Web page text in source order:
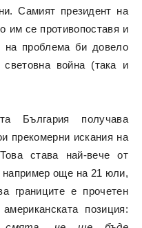
Самият президент на
се противопоставя и
на проблема би довело
война (така и
България получава
прекомерни искания на
става най-вече от
още на 21 юли,
границите е прочетен
позиция: